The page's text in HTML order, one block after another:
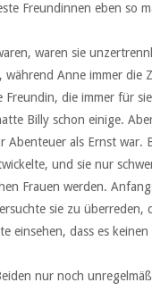
Freundinnen eben so
waren sie
Anne immer die
die immer für
Billy schon einige.
als Ernst war.
und sie nur
Frauen werden.
sie zu
einsehen, dass es
nur noch